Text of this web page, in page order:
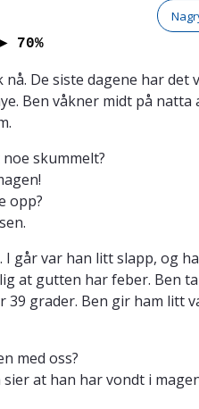
70%
De siste dagene har det
Ben våkner midt på natta
skummelt?
opp?
I går var han litt slapp, og
at gutten har feber. Ben
grader. Ben gir ham litt
med oss?
sier at han har vondt i